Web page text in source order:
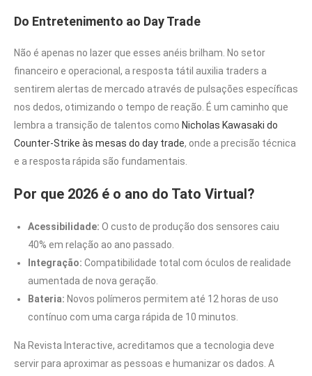
Do Entretenimento ao Day Trade
Não é apenas no lazer que esses anéis brilham. No setor
financeiro e operacional, a resposta tátil auxilia traders a
sentirem alertas de mercado através de pulsações específicas
nos dedos, otimizando o tempo de reação. É um caminho que
lembra a transição de talentos como Nicholas Kawasaki do
Counter-Strike às mesas do day trade, onde a precisão técnica
e a resposta rápida são fundamentais.
Por que 2026 é o ano do Tato Virtual?
Acessibilidade: O custo de produção dos sensores caiu
40% em relação ao ano passado.
Integração: Compatibilidade total com óculos de realidade
aumentada de nova geração.
Bateria: Novos polímeros permitem até 12 horas de uso
contínuo com uma carga rápida de 10 minutos.
Na Revista Interactive, acreditamos que a tecnologia deve
servir para aproximar as pessoas e humanizar os dados. A